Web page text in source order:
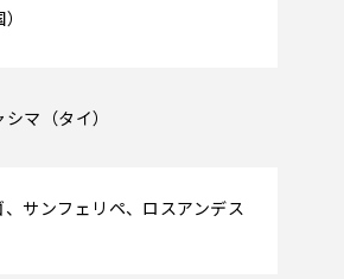
マ（タイ）
、サンフェリペ、ロスアンデス